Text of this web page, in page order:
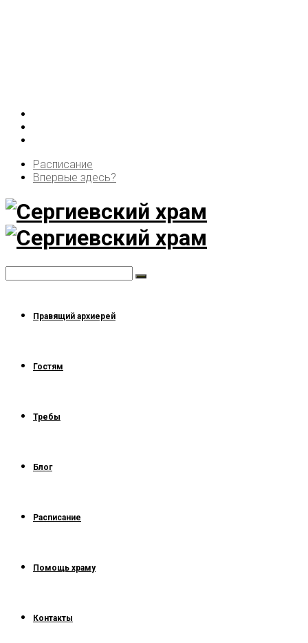
Расписание
Впервые здесь?
Правящий архиерей
Гостям
Требы
Блог
Расписание
Помощь храму
Контакты